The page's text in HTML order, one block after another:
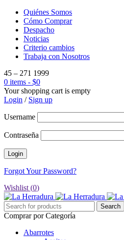
Quiénes Somos
Cómo Comprar
Despacho
Noticias
Criterio cambios
Trabaja con Nosotros
45 – 271 1999
0 items - $0
Your shopping cart is empty
Login / Sign up
Username
Contraseña
Forgot Your Password?
Wishlist (0)
Comprar por Categoría
Abarrotes